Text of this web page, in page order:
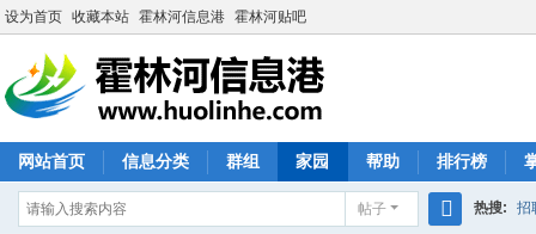
设为首页 收藏本站 霍林河信息港 霍林河贴吧
网站首页 信息分类 群组 家园 帮助 排行榜
帖子 热搜: 招